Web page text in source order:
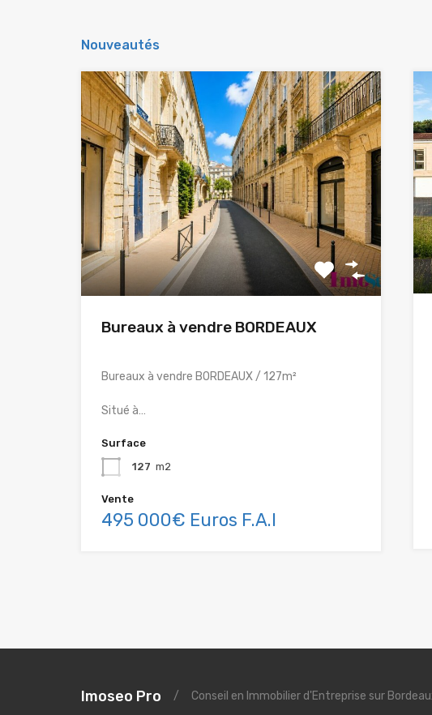
Nouveautés
Bureaux à vendre BORDEAUX
Bureaux à vendre BORDEAUX / 127m²
Situé à…
Surface
127 m2
Vente
495 000€ Euros F.A.I
Imoseo Pro / Conseil en Immobilier d'Entreprise sur